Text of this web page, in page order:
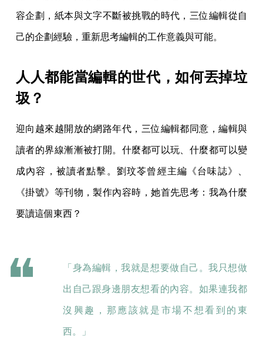
容企劃，紙本與文字不斷被挑戰的時代，三位編輯從自
己的企劃經驗，重新思考編輯的工作意義與可能。
人人都能當編輯的世代，如何丟掉垃
圾？
迎向越來越開放的網路年代，三位編輯都同意，編輯與
讀者的界線漸漸被打開。什麼都可以玩、什麼都可以變
成內容，被讀者點擊。劉玟苓曾經主編《台味誌》、
《掛號》等刊物，製作內容時，她首先思考：我為什麼
要讀這個東西？
「身為編輯，我就是想要做自己。我只想做
出自己跟身邊朋友想看的內容。如果連我都
沒興趣，那應該就是市場不想看到的東
西。」